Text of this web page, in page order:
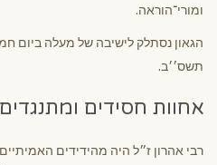
ומורי־הוראה.
הגאון נסתלק לישיבה של מעלה ביום
תשס׳׳ב.
אחוות חסידים ומתנגדים
רבי אהרון ז״ל היה מהידידים